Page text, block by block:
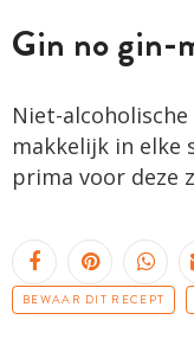
Gin no gin-
Niet-
makkelijk in elke
prima voor deze
BEWAAR DIT RECEPT